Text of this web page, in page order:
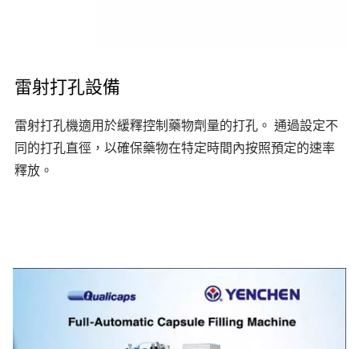
雷射打孔設備
雷射打孔機適用於緩釋控制藥物劑量的打孔。 通過設定不
同的打孔直徑，以確保藥物在特定時間內按照預定的速率
釋放。